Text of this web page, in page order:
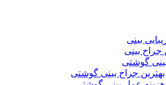
بینی
جراح بینی
گوشتی
بهترین جراح بینی گوشتی